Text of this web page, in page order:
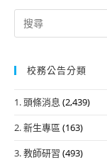
Search
for:
校務公告分類
1. 頭條消息 (2,439)
2. 新生專區 (163)
3. 教師研習 (493)